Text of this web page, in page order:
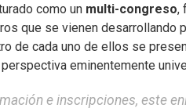
como un multi-congreso,
que se vienen desarrollando
de cada uno de ellos se
eminentemente
e inscripciones, este